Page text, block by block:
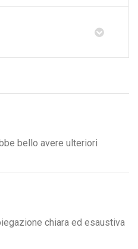
bello avere ulteriori
chiara ed esaustiva